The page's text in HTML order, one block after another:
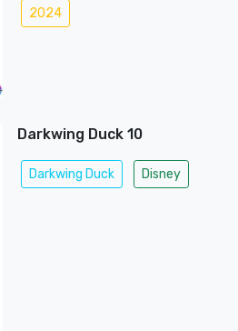
2024
Darkwing Duck 10
Darkwing Duck Disney